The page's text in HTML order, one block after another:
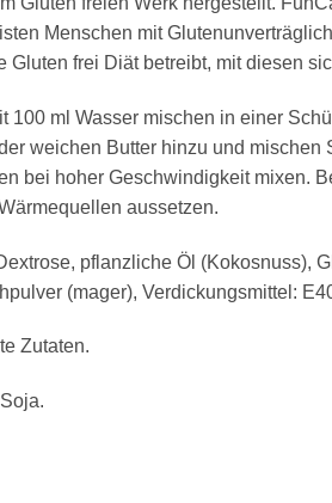
Menschen mit
Gluten frei Diät betreibt, mit diesen
100 ml Wasser mischen in einer
weichen Butter hinzu und
bei hoher Geschwindigkeit mixen.
aussetzen.
pflanzliche Öl (Kokosnuss),
(mager), Verdickungsmittel:
Zutaten.
Soja.